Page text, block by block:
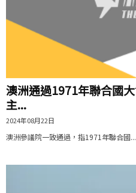
澳洲通過1971年聯合國
主...
2024年08月22日
澳洲參議院一致通過，指1971年聯合國...